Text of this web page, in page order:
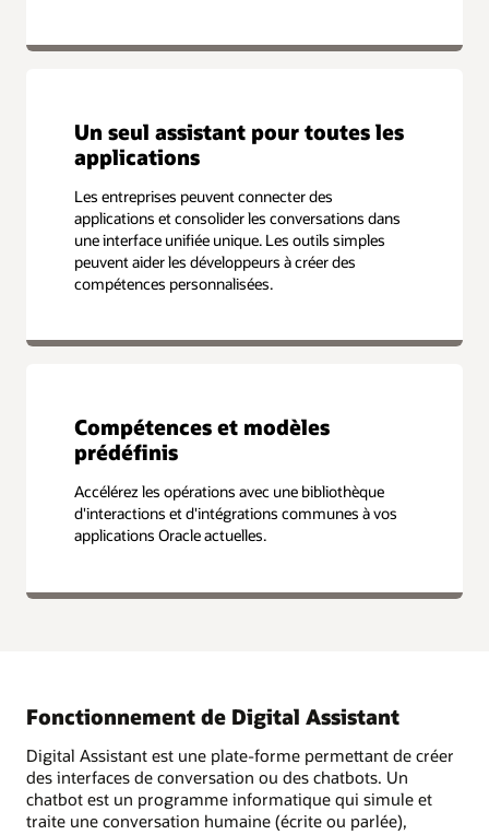
Un seul assistant pour toutes les
applications
Les entreprises peuvent connecter des
applications et consolider les conversations dans
une interface unifiée unique. Les outils simples
peuvent aider les développeurs à créer des
compétences personnalisées.
Compétences et modèles
prédéfinis
Accélérez les opérations avec une bibliothèque
d'interactions et d'intégrations communes à vos
applications Oracle actuelles.
Fonctionnement de Digital Assistant
Digital Assistant est une plate-forme permettant de créer
des interfaces de conversation ou des chatbots. Un
chatbot est un programme informatique qui simule et
traite une conversation humaine (écrite ou parlée),